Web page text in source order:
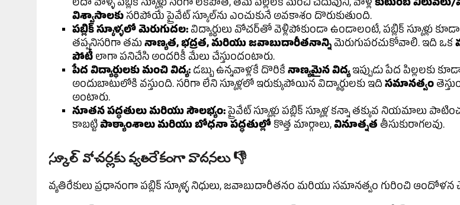
లేదా వాళ్ళ పబ్లిక్ స్కూళ్లు సరిగా లేకపోతే, తమ పిల్లలకి మంచి చదువుని, వాళ్లకుటుంబ
విశ్వాసాలకుసరిపోయే ప్రైవేట్ స్కూల్‌ను ఎంచుకునే అవకాశం దొరుకుతుంది.
పబ్లిక్ స్కూళ్ళలో మెరుగుదల:విద్యార్థులు వోచర్‌తో వెళ్లిపోకుండా ఉండాలంటే, పబ్లిక్ స్కూళ్లు కూడా
తప్పనిసరిగా తమ నాణ్యత, భద్రత, మరియు జవాబుదారీతనాన్నిమెరుగుపరచుకోవాలి. ఇది ఒక
పోటీ లాగా పనిచేసి అందరికీ మేలు చేస్తుందంటారు.
పేద విద్యార్థులకు మంచి విద్య: డబ్బు ఉన్నవాళ్లకే దొరికే నాణ్యమైన విద్యఇప్పుడు పేద పిల్లలకు
అందుబాటులోకి వస్తుంది. సరిగా లేని స్కూళ్లలో ఇరుక్కుపోయిన విద్యార్థులకు ఇది సమానత్వం
అంటారు.
నూతన పద్ధతులు మరియు సౌలభ్యం:ప్రైవేట్ స్కూళ్లు పబ్లిక్ స్కూళ్ల కన్నా తక్కువ నియమాలు
కాబట్టిపాఠ్యాంశాలు మరియు బోధనా పద్ధతుల్లో కొత్త మార్గాలు,వినూత్నత తీసుకురాగలవు.
స్కూల్ వోచర్లకు వ్యతిరేకంగా వాదనలు 👎
వ్యతిరేకులు ప్రధానంగా పబ్లిక్ స్కూళ్ళ నిధులు, జవాబుదారీతనం మరియు సమానత్వం గురించి ఆందోళన